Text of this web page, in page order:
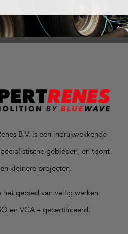
B.V. is een indrukwekkende
gebieden, en toont
kleinere projecten.
het gebied van veilig werken
en VCA – gecertificeerd.